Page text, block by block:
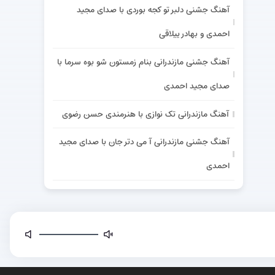
آهنگ جشنی دلبر تو کجه بوردی با صدای مجید
احمدی و بهادر ییلاقی
آهنگ جشنی مازندرانی بنام زمستون شو بوه سرما با
صدای مجید احمدی
آهنگ مازندرانی تک نوازی با هنرمندی حسن رضوی
آهنگ جشنی مازندرانی آ می دتر جان با صدای مجید
احمدی